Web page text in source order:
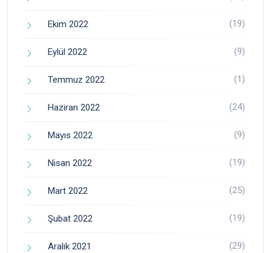
Ekim 2022 (19)
Eylül 2022 (9)
Temmuz 2022 (1)
Haziran 2022 (24)
Mayıs 2022 (9)
Nisan 2022 (19)
Mart 2022 (25)
Şubat 2022 (19)
Aralık 2021 (29)